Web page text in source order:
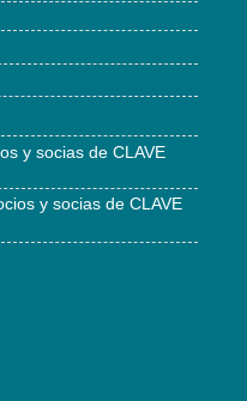
y socias de CLAVE
y socias de CLAVE